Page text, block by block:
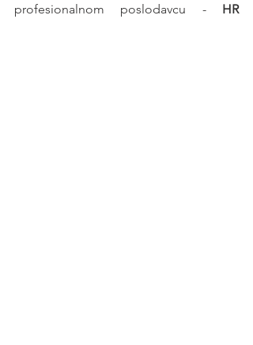
profesionalnom poslodavcu - HR